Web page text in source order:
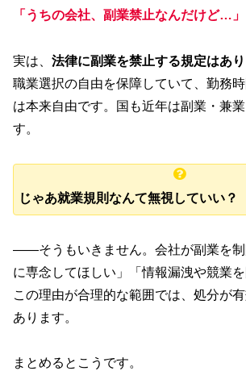
「うちの会社、副業禁止なんだけど…」
実は、 法律に副業を禁止する規定はあり
職業選択の自由を保障していて、勤務
は本来自由です。国も近年は副業・兼
す。
じゃあ就業規則なんて無視していい？
——そうもいきません。会社が副業を制
に専念してほしい」「情報漏洩や競業を
この理由が合理的な範囲では、処分が
あります。
まとめるとこうです。